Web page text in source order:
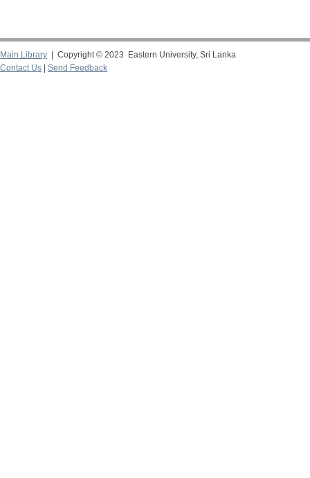
Main Library | Copyright © 2023 Eastern University, Sri Lanka
Contact Us
Send Feedback